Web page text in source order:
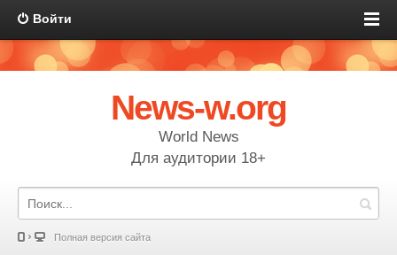
Войти
News-w.org
World News
Для аудитории 18+
Полная версия сайта